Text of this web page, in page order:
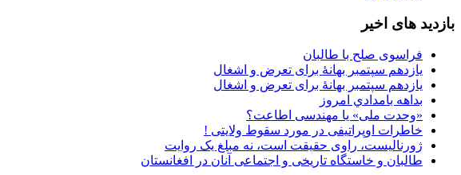
بازدید های اخیر
فراسوی صلح با طالبان
یازدهم سپتمبر بهانۀ برای تعرض و اشغال
یازدهم سپتمبر بهانۀ برای تعرض و اشغال
بداهه بامدادي امروز
«وحدت ملی» یا مهندسی اطاعت؟
خاطرات اوپراتیفی در مورد سقوط ولایتی !
ژورنالیست، راوی حقیقت است، نه مبلغ یک روایت
طالبان و خاستگاه تاریخی و اجتماعی آنان در افغانستان